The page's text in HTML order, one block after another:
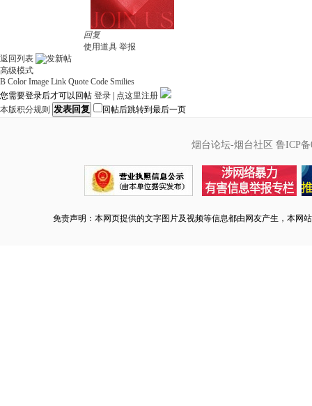
回复
使用道具 举报
返回列表
高级模式
B Color Image Link Quote Code Smilies
您需要登录后才可以回帖 登录
点这里注册
本版积分规则 发表回复 回帖后跳转到最后一页
烟台论坛-烟台社区 鲁ICP备
免责声明：本网页提供的文字图片及视频等信息都由网友产生，本网